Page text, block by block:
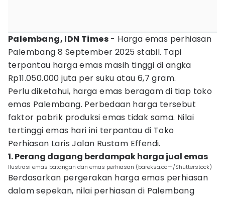
Palembang, IDN Times - Harga emas perhiasan
Palembang 8 September 2025 stabil. Tapi
terpantau harga emas masih tinggi di angka
Rp11.050.000 juta per suku atau 6,7 gram.
Perlu diketahui, harga emas beragam di tiap toko
emas Palembang. Perbedaan harga tersebut
faktor pabrik produksi emas tidak sama. Nilai
tertinggi emas hari ini terpantau di Toko
Perhiasan Laris Jalan Rustam Effendi.
1. Perang dagang berdampak harga jual emas
Ilustrasi emas batangan dan emas perhiasan (bareksa.com/Shutterstock)
Berdasarkan pergerakan harga emas perhiasan
dalam sepekan, nilai perhiasan di Palembang